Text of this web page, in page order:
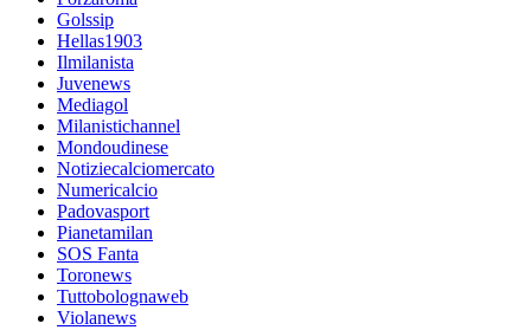
Golssip
Hellas1903
Ilmilanista
Juvenews
Mediagol
Milanistichannel
Mondoudinese
Notiziecalciomercato
Numericalcio
Padovasport
Pianetamilan
SOS Fanta
Toronews
Tuttobolognaweb
Violanews